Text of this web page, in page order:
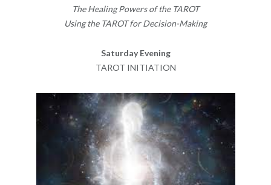
The Healing Powers of the TAROT
Using the TAROT for Decision-Making
Saturday Evening
TAROT INITIATION